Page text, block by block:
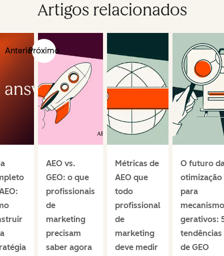
Artigos relacionados
AnteriorPróximo
AEO vs.
GEO: o que
profissionais
de
marketing
precisam
saber agora
Métricas de
AEO que
todo
profissional
de
marketing
deve medir
O futuro
otimização
para
gerativos:
tendências
de GEO